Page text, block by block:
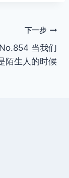
下一步
当我们
陌生人的时候